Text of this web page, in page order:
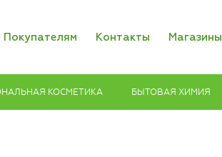
Покупателям Контакты Магазины
КОСМЕТИКА БЫТОВАЯ ХИМИЯ